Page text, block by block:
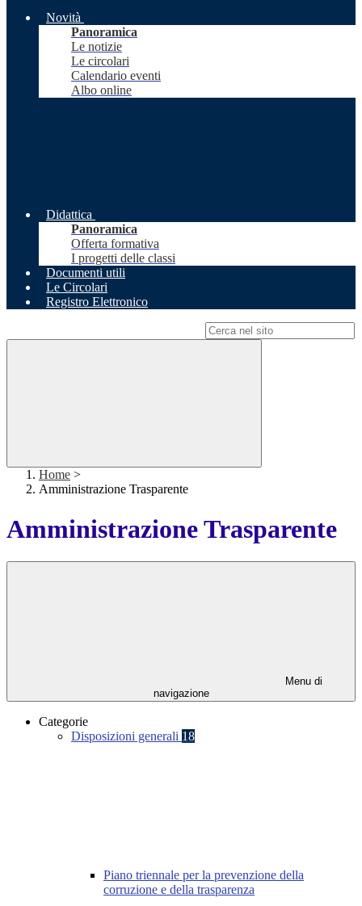
Novità
Panoramica
Le notizie
Le circolari
Calendario eventi
Albo online
Didattica
Panoramica
Offerta formativa
I progetti delle classi
Documenti utili
Le Circolari
Registro Elettronico
Home >
Amministrazione Trasparente
Amministrazione Trasparente
Menu di
navigazione
Categorie
Disposizioni generali 18
Piano triennale per la prevenzione della
corruzione e della trasparenza